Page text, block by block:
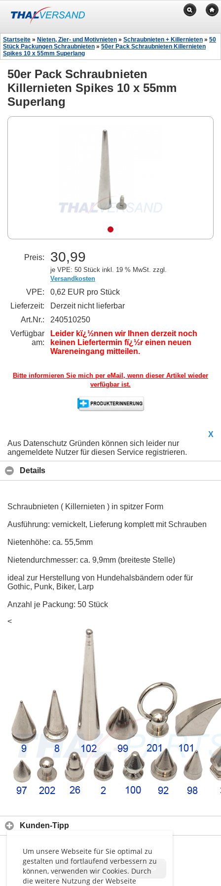
Um unsere Webseite für Sie optimal zu
gestalten und fortlaufend verbessern zu
können, verwenden wir Cookies. Durch
die weitere Nutzung der Webseite
Startseite » Nieten, Zier- und Motivnieten » Schraubnieten + Killernieten » 50
Stück Packungen Schraubnieten » 50er Pack Schraubnieten Killernieten
Spikes 10 x 55mm Superlang
50er Pack Schraubnieten
Killernieten Spikes 10 x 55mm
Superlang
Preis: 30,99
je VPE: 50 Stück inkl. 19 % MwSt. zzgl.
Versandkosten
VPE:
0,62 EUR pro Stück
Lieferzeit:
Derzeit nicht lieferbar
Art.Nr.:
240510250
Verfügbar
am:
Leider kï¿½nnen wir Ihnen derzeit noch
keinen Liefertermin fï¿½r einen neuen
Wareneingang mitteilen.
Bitte informieren Sie mich per eMail, wenn dieser Artikel wieder
verfügbar ist.
X
Aus Datenschutz Gründen können sich leider nur
angemeldete Nutzer für diesen Service registrieren.
Details
Schraubnieten ( Killernieten ) in spitzer Form
Ausführung: vernickelt, Lieferung komplett mit Schrauben
Nietenhöhe: ca. 55,5mm
Nietendurchmesser: ca. 9,9mm (breiteste Stelle)
ideal zur Herstellung von Hundehalsbändern oder für
Gothic, Punk, Biker, Larp
Anzahl je Packung: 50 Stück
<
Kunden-Tipp
<< < > >>